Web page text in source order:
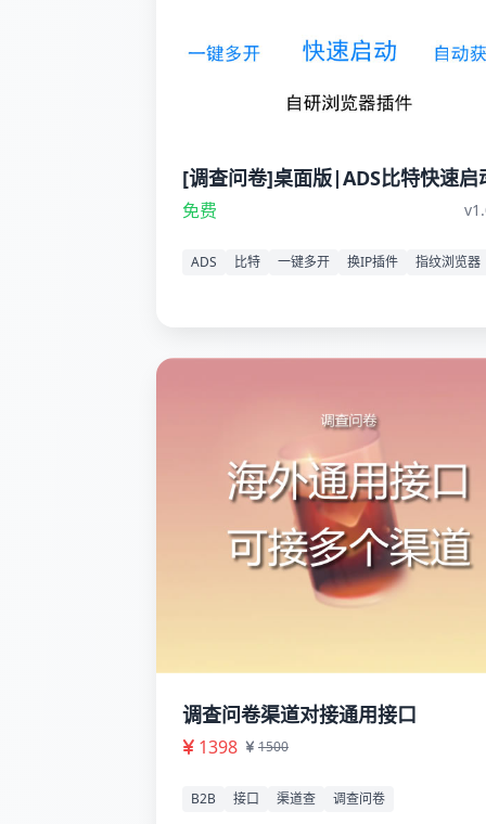
[调查问卷]桌面版|ADS比特快速
浏览器网络恢复
免费
ADS 比特 一键多开 换IP插件 指纹浏览器
调查问卷渠道对接通用接口
1398 1500
B2B 接口 渠道查 调查问卷